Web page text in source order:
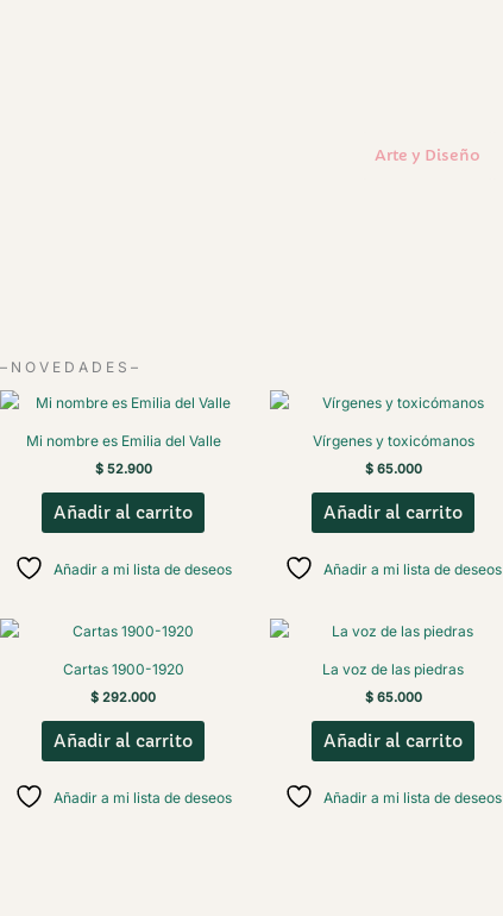
Arte y Diseño
– N O V E D A D E S –
Mi nombre es Emilia del Valle
$52.900
Añadir al carrito
Añadir a mi lista de deseos
Vírgenes y toxicómanos
$65.000
Añadir al carrito
Añadir a mi lista de deseos
Cartas 1900-1920
$ 292.000
Añadir al carrito
Añadir a mi lista de deseos
La voz de las piedras
$65.000
Añadir al carrito
Añadir a mi lista de deseos